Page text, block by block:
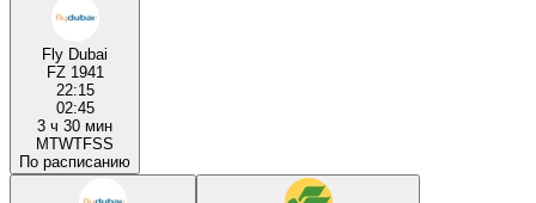
Fly Dubai
FZ 1941
22:15
02:45
3 ч 30 мин
MTWTFSS
По расписанию